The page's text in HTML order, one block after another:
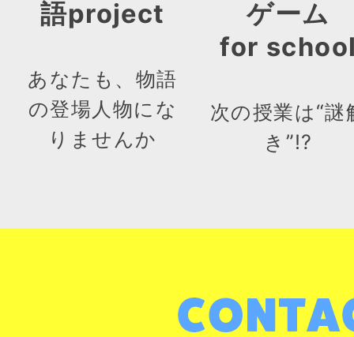
語project
あなたも、物語
の登場人物にな
りませんか
ゲーム
for
次の授業は“謎
き”!?